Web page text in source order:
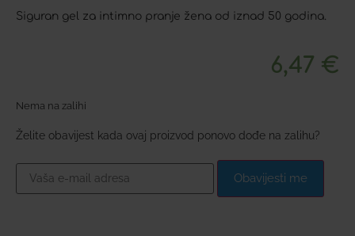
Siguran gel za intimno pranje žena od iznad 50 godina.
6,47 €
Nema na zalihi
Želite obavijest kada ovaj proizvod ponovo dođe na zalihu?
Obavijesti me